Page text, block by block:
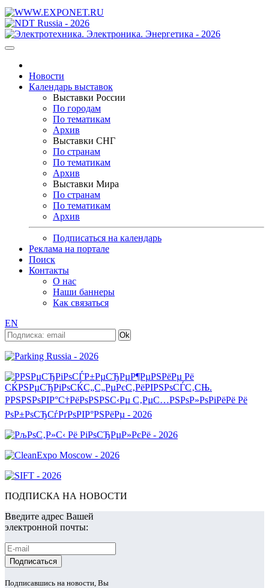
Новости
Календарь выставок
Выставки России
По городам
По тематикам
Архив
Выставки СНГ
По странам
По тематикам
Архив
Выставки Мира
По странам
По тематикам
Архив
Подписаться на календарь
Реклама на портале
Поиск
Контакты
О нас
Наши баннеры
Как связаться
EN
ПОДПИСКА НА НОВОСТИ
Введите адрес Вашей
электронной почты:
Подписавшись на новости, Вы